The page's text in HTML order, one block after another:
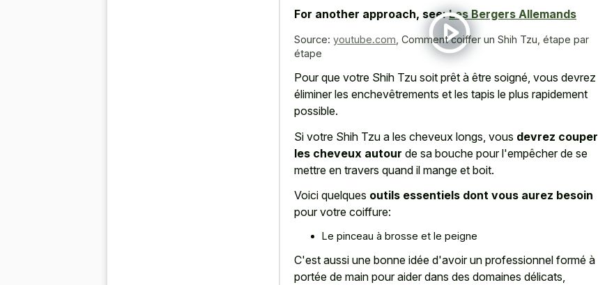
For another approach, see: Les Bergers Allemands
Source: youtube.com Comment coiffer un Shih Tzu, étape par
étape
Pour que votre Shih Tzu soit prêt à être soigné, vous devrez
éliminer les enchevêtrements et les tapis le plus rapidement
possible.
Si votre Shih Tzu a les cheveux longs, vous devrez couper
les cheveux autour de sa bouche pour l'empêcher de se
mettre en travers quand il mange et boit.
Voici quelques outils essentiels dont vous aurez besoin
pour votre coiffure:
Le pinceau à brosse et le peigne
C'est aussi une bonne idée d'avoir un professionnel formé à
portée de main pour aider dans des domaines délicats,